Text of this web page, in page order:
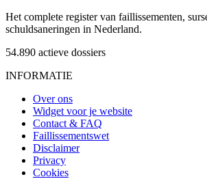
Het complete register van faillissementen,
schuldsaneringen in Nederland.
54.890 actieve dossiers
INFORMATIE
Over ons
Widget voor je website
Contact & FAQ
Faillissementswet
Disclaimer
Privacy
Cookies